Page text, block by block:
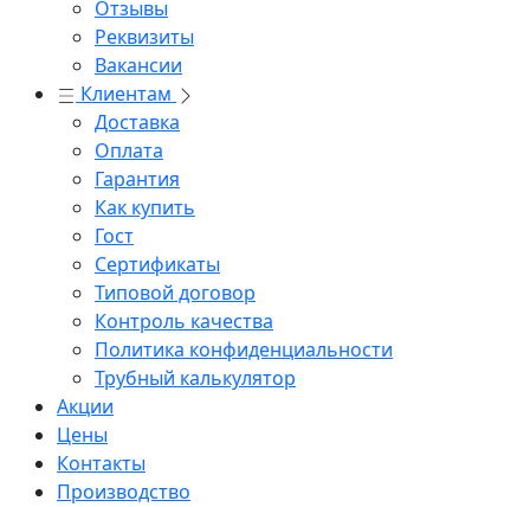
Отзывы
Реквизиты
Вакансии
Клиентам
Доставка
Оплата
Гарантия
Как купить
Гост
Сертификаты
Типовой договор
Контроль качества
Политика конфиденциальности
Трубный калькулятор
Акции
Цены
Контакты
Производство